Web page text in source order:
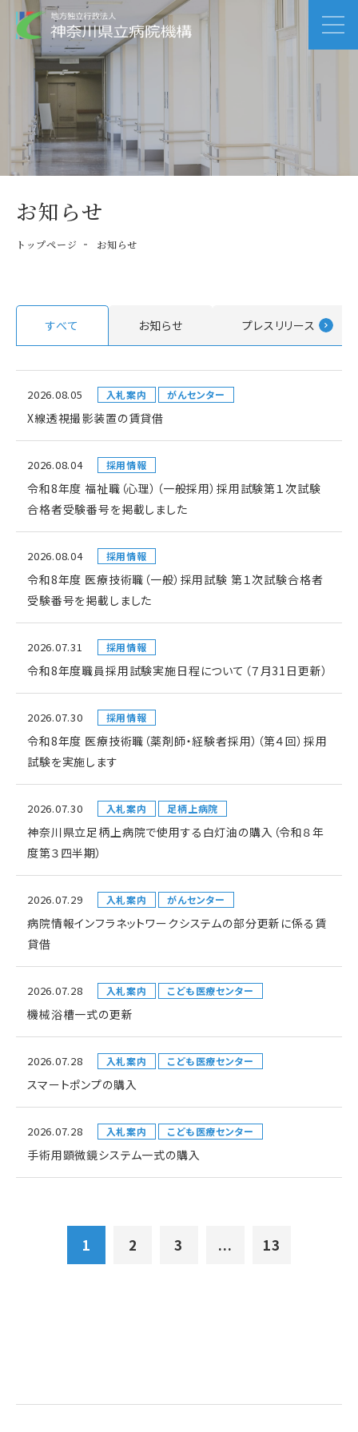
お知らせ
トップページ お知らせ
すべて お知らせ プレスリリース
2026.08.05 入札案内 がんセンター
X線透視撮影装置の賃貸借
2026.08.04 採用情報
令和8年度 福祉職（心理）（一般採用）採用試験第１次試験
合格者受験番号を掲載しました
2026.08.04 採用情報
令和8年度 医療技術職（一般）採用試験 第１次試験合格者
受験番号を掲載しました
2026.07.31 採用情報
令和8年度職員採用試験実施日程について（７月31日更新）
2026.07.30 採用情報
令和8年度 医療技術職（薬剤師・経験者採用）（第４回）採用
試験を実施します
2026.07.30 入札案内 足柄上病院
神奈川県立足柄上病院で使用する白灯油の購入（令和８年
度第３四半期）
2026.07.29 入札案内 がんセンター
病院情報インフラネットワークシステムの部分更新に係る賃
貸借
2026.07.28 入札案内 こども医療センター
機械浴槽一式の更新
2026.07.28 入札案内 こども医療センター
スマートポンプの購入
2026.07.28 入札案内 こども医療センター
手術用顕微鏡システム一式の購入
1 2 3 ... 13